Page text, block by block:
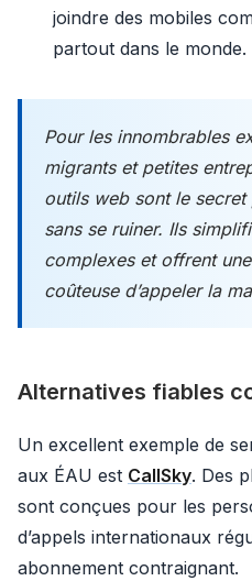
joindre des mobiles
partout dans le monde.
Pour les innombrables
migrants et petites
outils web sont le
sans se ruiner. Ils
complexes et offrent
coûteuse d’appeler la
Alternatives fiables
Un excellent exemple de
aux ÉAU est CallSky. Des
sont conçues pour les
d’appels internationaux
abonnement contraignant.